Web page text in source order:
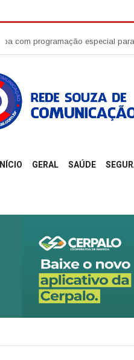
especial para o Dia dos
GERAL SAÚDE